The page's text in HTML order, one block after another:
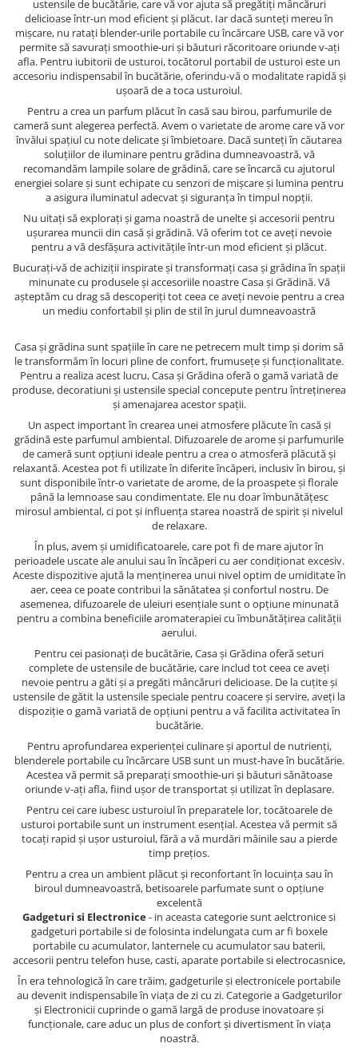
ustensile de bucătărie, care vă vor ajuta să pregătiți mâncăruri
delicioase într-un mod eficient și plăcut. Iar dacă sunteți mereu în
mișcare, nu ratați blender-urile portabile cu încărcare USB, care vă vor
permite să savurați smoothie-uri și băuturi răcoritoare oriunde v-ați
afla. Pentru iubitorii de usturoi, tocătorul portabil de usturoi este un
accesoriu indispensabil în bucătărie, oferindu-vă o modalitate rapidă și
ușoară de a toca usturoiul.
Pentru a crea un parfum plăcut în casă sau birou, parfumurile de
cameră sunt alegerea perfectă. Avem o varietate de arome care vă vor
învălui spațiul cu note delicate și îmbietoare. Dacă sunteți în căutarea
soluțiilor de iluminare pentru grădina dumneavoastră, vă
recomandăm lampile solare de grădină, care se încarcă cu ajutorul
energiei solare și sunt echipate cu senzori de mișcare și lumina pentru
a asigura iluminatul adecvat și siguranța în timpul nopții.
Nu uitați să explorați și gama noastră de unelte și accesorii pentru
ușurarea muncii din casă și grădină. Vă oferim tot ce aveți nevoie
pentru a vă desfășura activitățile într-un mod eficient și plăcut.
Bucurați-vă de achiziții inspirate și transformați casa și grădina în spații
minunate cu produsele și accesoriile noastre Casa și Grădină. Vă
așteptăm cu drag să descoperiți tot ceea ce aveți nevoie pentru a crea
un mediu confortabil și plin de stil în jurul dumneavoastră
Casa și grădina sunt spațiile în care ne petrecem mult timp și dorim să
le transformăm în locuri pline de confort, frumusețe și funcționalitate.
Pentru a realiza acest lucru, Casa și Grădina oferă o gamă variată de
produse, decoratiuni și ustensile special concepute pentru întreținerea
și amenajarea acestor spații.
Un aspect important în crearea unei atmosfere plăcute în casă și
grădină este parfumul ambiental. Difuzoarele de arome și parfumurile
de cameră sunt opțiuni ideale pentru a crea o atmosferă plăcută și
relaxantă. Acestea pot fi utilizate în diferite încăperi, inclusiv în birou, și
sunt disponibile într-o varietate de arome, de la proaspete și florale
până la lemnoase sau condimentate. Ele nu doar îmbunătățesc
mirosul ambiental, ci pot și influența starea noastră de spirit și nivelul
de relaxare.
În plus, avem și umidificatoarele, care pot fi de mare ajutor în
perioadele uscate ale anului sau în încăperi cu aer condiționat excesiv.
Aceste dispozitive ajută la menținerea unui nivel optim de umiditate în
aer, ceea ce poate contribui la sănătatea și confortul nostru. De
asemenea, difuzoarele de uleiuri esențiale sunt o opțiune minunată
pentru a combina beneficiile aromaterapiei cu îmbunătățirea calității
aerului.
Pentru cei pasionați de bucătărie, Casa și Grădina oferă seturi
complete de ustensile de bucătărie, care includ tot ceea ce aveți
nevoie pentru a găti și a pregăti mâncăruri delicioase. De la cuțite și
ustensile de gătit la ustensile speciale pentru coacere și servire, aveți la
dispoziție o gamă variată de opțiuni pentru a vă facilita activitatea în
bucătărie.
Pentru aprofundarea experienței culinare și aportul de nutrienți,
blenderele portabile cu încărcare USB sunt un must-have în bucătărie.
Acestea vă permit să preparați smoothie-uri și băuturi sănătoase
oriunde v-ați afla, fiind ușor de transportat și utilizat în deplasare.
Pentru cei care iubesc usturoiul în preparatele lor, tocătoarele de
usturoi portabile sunt un instrument esențial. Acestea vă permit să
tocați rapid și ușor usturoiul, fără a vă murdări mâinile sau a pierde
timp prețios.
Pentru a crea un ambient plăcut și reconfortant în locuința sau în
biroul dumneavoastră, betisoarele parfumate sunt o opțiune
excelentă
Gadgeturi si Electronice- in aceasta categorie sunt aelctronice si
gadgeturi portabile si de folosinta indelungata cum ar fi boxele
portabile cu acumulator, lanternele cu acumulator sau baterii,
accesorii pentru telefon huse, casti, aparate portabile si electrocasnice,
În era tehnologică în care trăim, gadgeturile și electronicele portabile
au devenit indispensabile în viața de zi cu zi. Categorie a Gadgeturilor
și Electronicii cuprinde o gamă largă de produse inovatoare și
funcționale, care aduc un plus de confort și divertisment în viața
noastră.